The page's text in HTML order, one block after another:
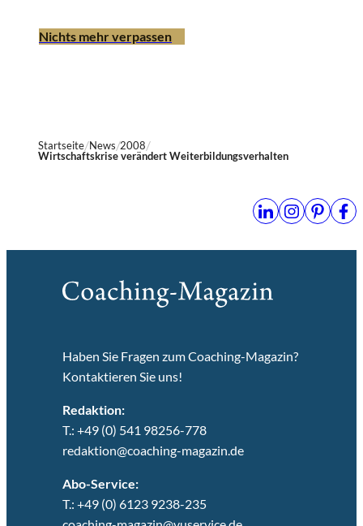
Nichts mehr verpassen
Startseite News 2008
Wirtschaftskrise verändert Weiterbildungsverhalten
Haben Sie Fragen zum Coaching-Magazin?
Kontaktieren Sie uns!
Redaktion:
T.: +49 (0) 541 98256-778
redaktion@coaching-magazin.de
Abo-Service:
T.: +49 (0) 6123 9238-235